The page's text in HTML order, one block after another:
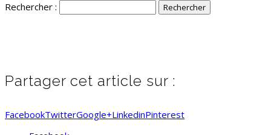
Rechercher :
Partager cet article sur :
FacebookTwitterGoogle+LinkedinPinterest